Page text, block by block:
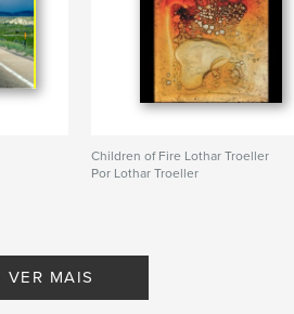
Children of Fire Lothar Troeller
Por Lothar Troeller
VER MAIS